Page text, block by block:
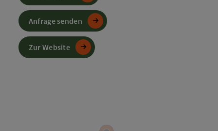
Anfrage senden
Zur Website